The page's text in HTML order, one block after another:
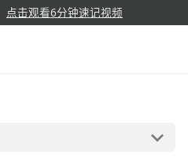
点击观看6分钟速记视频